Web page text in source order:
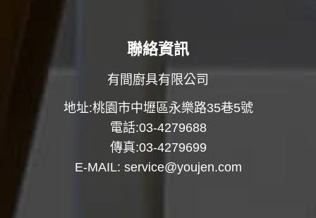
聯絡資訊
有間廚具有限公司
地址:桃園市中壢區永樂路35巷5號
電話:03-4279688
傳真:03-4279699
E-MAIL: service@youjen.com